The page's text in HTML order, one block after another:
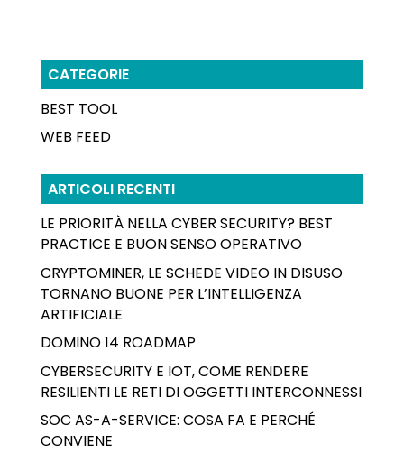
CATEGORIE
BEST TOOL
WEB FEED
ARTICOLI RECENTI
LE PRIORITÀ NELLA CYBER SECURITY? BEST
PRACTICE E BUON SENSO OPERATIVO
CRYPTOMINER, LE SCHEDE VIDEO IN DISUSO
TORNANO BUONE PER L’INTELLIGENZA
ARTIFICIALE
DOMINO 14 ROADMAP
CYBERSECURITY E IOT, COME RENDERE
RESILIENTI LE RETI DI OGGETTI INTERCONNESSI
SOC AS-A-SERVICE: COSA FA E PERCHÉ
CONVIENE